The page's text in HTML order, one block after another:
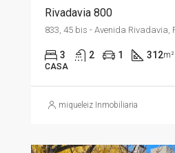
Rivadavia 800
3 2 1 312m²
CASA
miqueleiz Inmobiliaria